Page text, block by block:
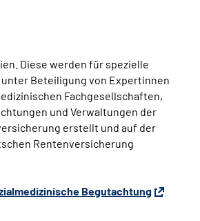
Diese werden für spezielle
Beteiligung von Expertinnen
Fachgesellschaften,
und Verwaltungen der
erstellt und auf der
Rentenversicherung
Begutachtung